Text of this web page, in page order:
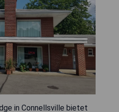
in Connellsville bietet